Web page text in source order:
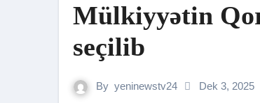
Mülkiyyətin
seçilib
By yeninewstv24 Dek 3, 2025